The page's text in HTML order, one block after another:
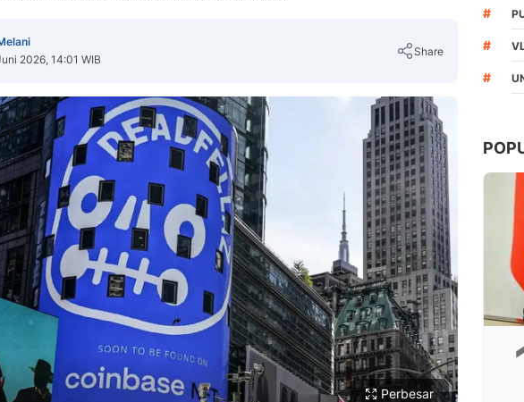
2026, 14:01 WIB
Share
Copy Link
Perbesar
#
#
#